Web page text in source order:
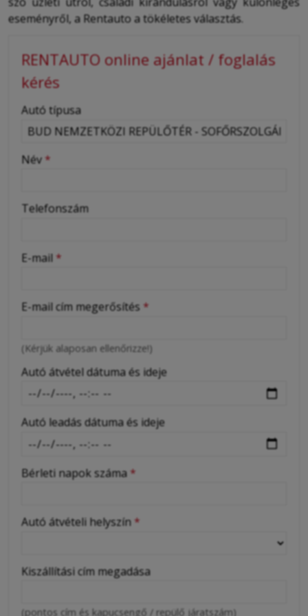
eseményről, a Rentauto a tökéletes választás.
RENTAUTO online ajánlat / foglalás
kérés
-
-
-
-
-
-
Autó típusa
Név *
Telefonszám
E-mail *
E-mail cím megerősítés *
(Kérjük alaposan ellenőrizze!)
Autó átvétel dátuma és ideje
Autó leadás dátuma és ideje
Bérleti napok száma *
Autó átvételi helyszín *
Kiszállítási cím megadása
(pontos cím és kapucsengő / repülő járatszám)